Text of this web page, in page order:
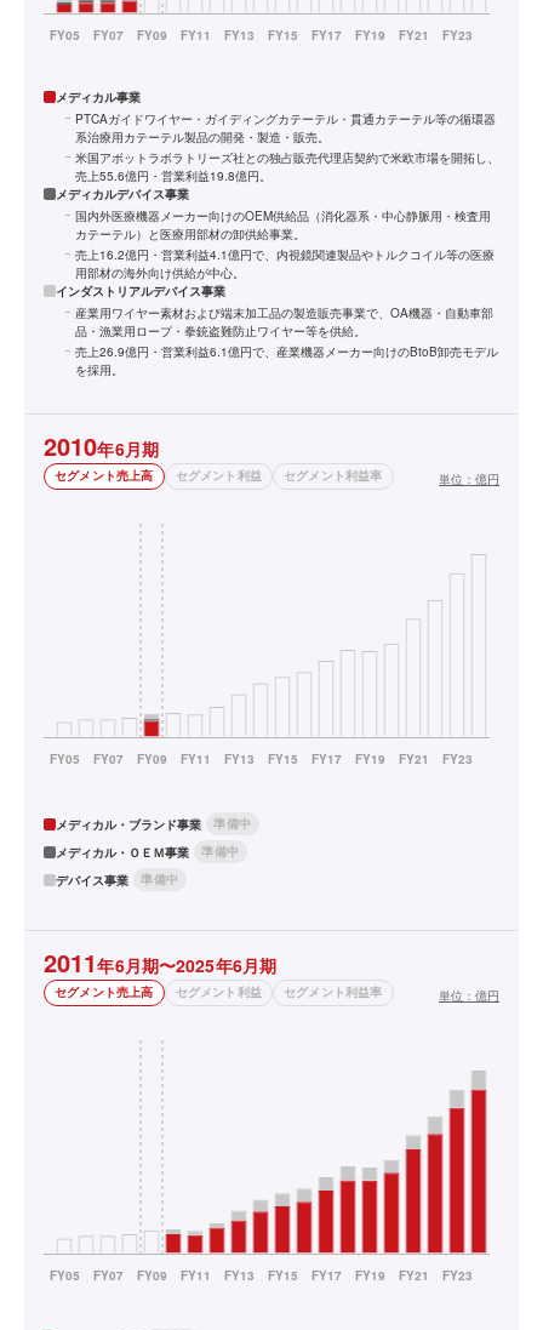
メディカル事業
PTCAガイドワイヤー・ガイディングカテーテル・貫通カテーテル等の循環器
系治療用カテーテル製品の開発・製造・販売。
米国アボットラボラトリーズ社との独占販売代理店契約で米欧市場を開拓し、
売上55.6億円・営業利益19.8億円。
メディカルデバイス事業
国内外医療機器メーカー向けのOEM供給品（消化器系・中心静脈用・検査用
カテーテル）と医療用部材の卸供給事業。
売上16.2億円・営業利益4.1億円で、内視鏡関連製品やトルクコイル等の医療
用部材の海外向け供給が中心。
インダストリアルデバイス事業
産業用ワイヤー素材および端末加工品の製造販売事業で、OA機器・自動車部
品・漁業用ロープ・拳銃盗難防止ワイヤー等を供給。
売上26.9億円・営業利益6.1億円で、産業機器メーカー向けのBtoB卸売モデル
を採用。
2010年6月期
セグメント売上高 セグメント利益 セグメント利益率 単位： 億円
メディカル・ブランド事業
準備中
メディカル・ＯＥＭ事業
準備中
デバイス事業
準備中
2011年6月期〜2025年6月期
セグメント売上高 セグメント利益 セグメント利益率 単位： 億円